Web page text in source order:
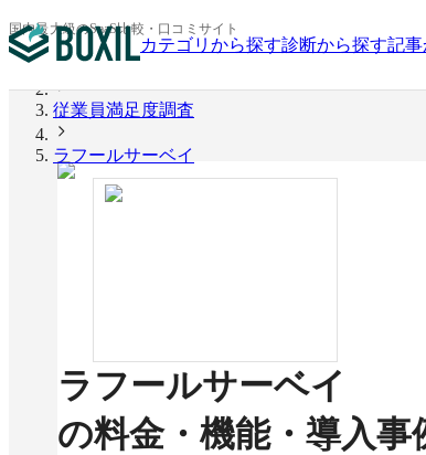
国内最大級のSaaS比較・口コミサイト
カテゴリから探す診断から探す記事
BOXIL
従業員満足度調査
ラフールサーベイ
ラフールサーベイ
の料金・機能・導入事